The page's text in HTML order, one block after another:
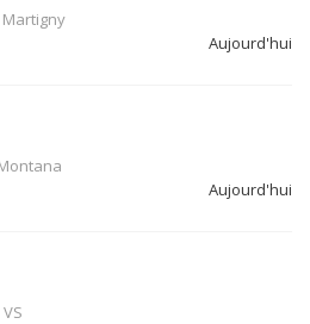
Martigny
Aujourd'hui
Aujourd'hui